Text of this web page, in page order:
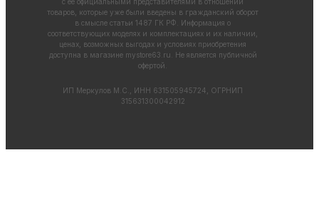
товаров, которые уже были введены в гражданский оборот
в смысле статьи 1487 ГК РФ. Информация о
соответствующих моделях и комплектациях и их наличии,
ценах, возможных выгодах и условиях приобретения
доступна в магазине mystore63.ru . Не является публичной
офертой.
ИП Меркулов М.С., ИНН 631505945724, ОГРНИП
315631300042912